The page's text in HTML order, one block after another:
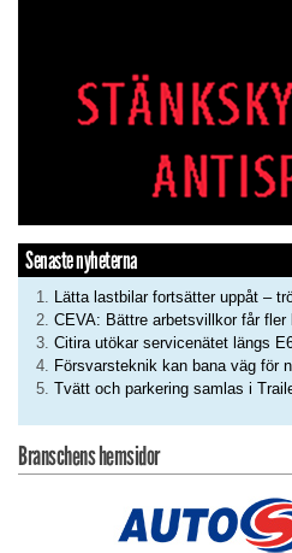
Senaste nyheterna
Lätta lastbilar fortsätter uppåt –
CEVA: Bättre arbetsvillkor får
Citira utökar servicenätet längs
Försvarsteknik kan bana väg för
Tvätt och parkering samlas i
Branschens hemsidor